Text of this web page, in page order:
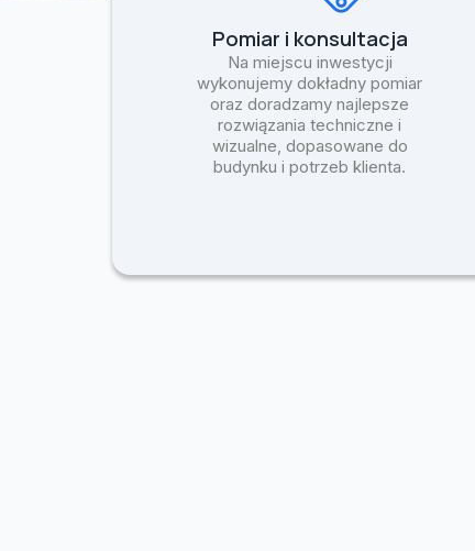
Pomiar i konsultacja
Na miejscu inwestycji
wykonujemy dokładny pomiar
oraz doradzamy najlepsze
rozwiązania techniczne i
wizualne, dopasowane do
budynku i potrzeb klienta.